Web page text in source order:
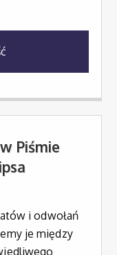
Piśmie
i odwołań
je między